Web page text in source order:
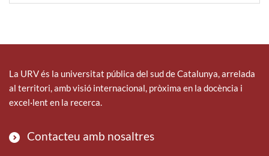
La URV és la universitat pública del sud de Catalunya, arrelada
al territori, amb visió internacional, pròxima en la docència i
excel·lent en la recerca.
Contacteu amb nosaltres